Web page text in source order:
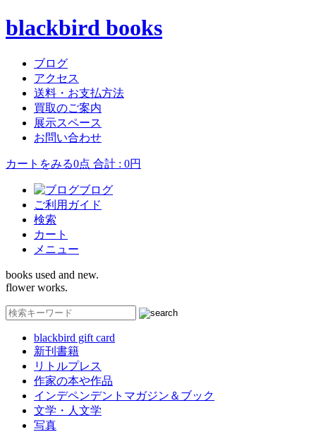
blackbird books
ブログ
アクセス
送料・お支払方法
買取のご案内
展示スペース
お問い合わせ
カートをみる0点 合計 : 0円
ブログ
ご利用ガイド
検索
カート
メニュー
books used and new.
flower works.
blackbird gift card
新刊書籍
リトルプレス
作家の本や作品
インデペンデントマガジン＆ブック
文学・人文学
写真